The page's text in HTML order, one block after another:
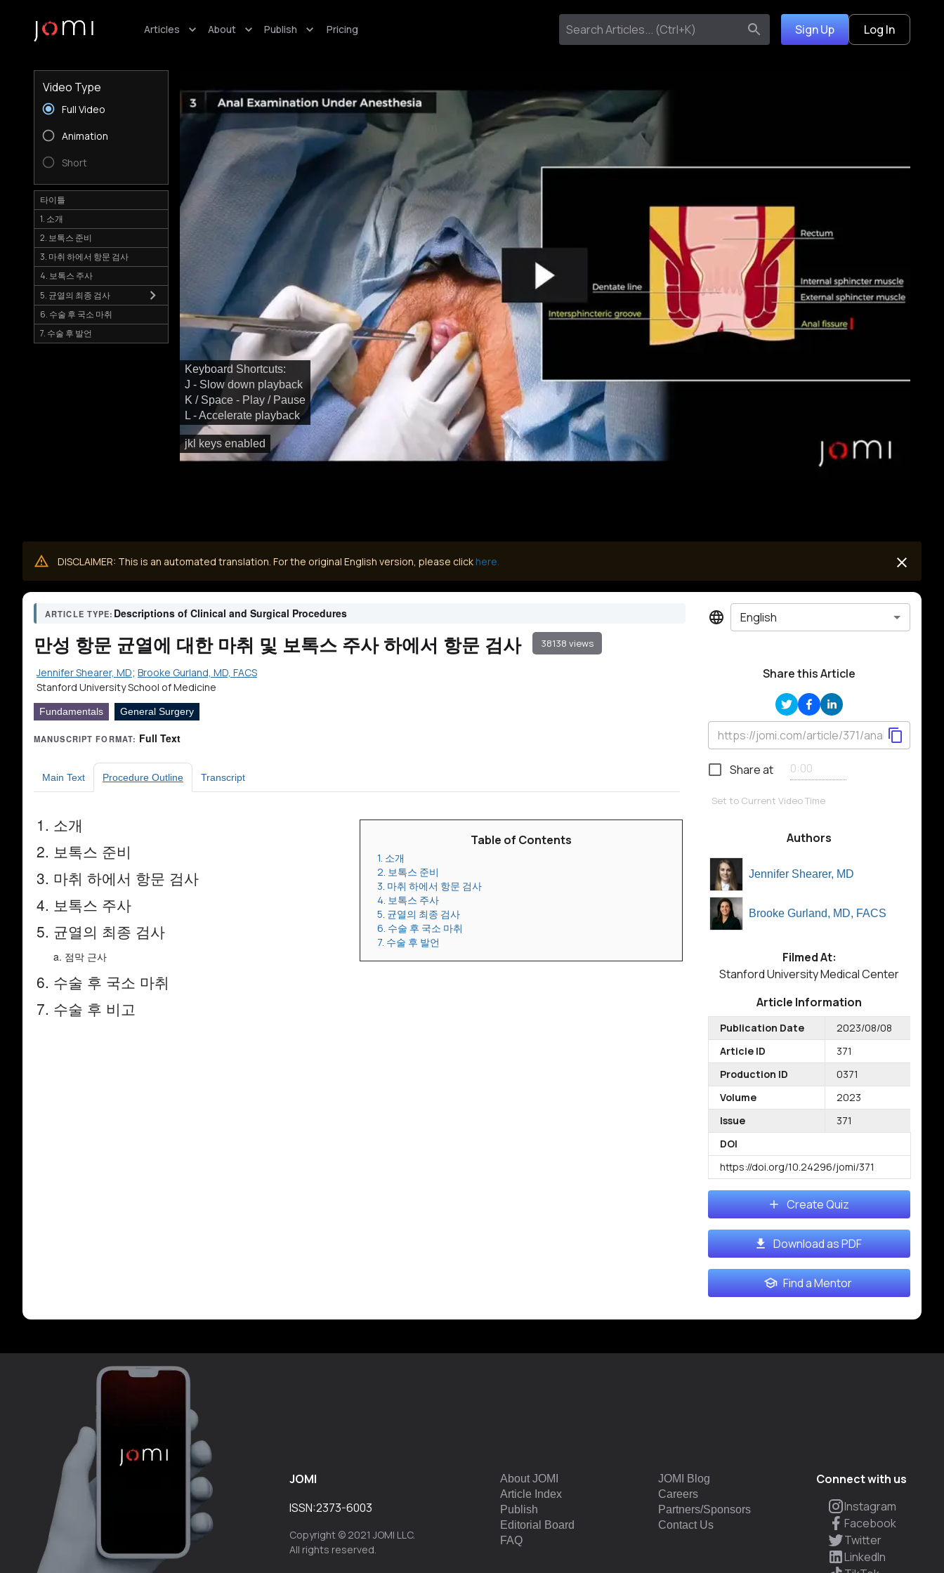
Articles About Publish Pricing Sign Up Log In
jkl keys enabled
Keyboard Shortcuts:
J - Slow down playback
K / Space - Play / Pause
L - Accelerate playback
Video Type
Full Video
Animation
Short
타이틀
1. 소개
2. 보톡스 준비
3. 마취 하에서 항문 검사
4. 보톡스 주사
5. 균열의 최종 검사
6. 수술 후 국소 마취
7. 수술 후 발언
DISCLAIMER: This is an automated translation. For the original English version, please click here.
ARTICLE TYPE: Descriptions of Clinical and Surgical Procedures
만성 항문 균열에 대한 마취 및 보톡스 주사 하에서 항문 검사 38138 views
Jennifer Shearer, MD; Brooke Gurland, MD, FACS
Stanford University School of Medicine
Fundamentals General Surgery
MANUSCRIPT FORMAT: Full Text
Main Text Procedure Outline Transcript
Table of Contents
1. 소개
2. 보톡스 준비
3. 마취 하에서 항문 검사
4. 보톡스 주사
5. 균열의 최종 검사
6. 수술 후 국소 마취
7. 수술 후 발언
1. 소개
2. 보톡스 준비
3. 마취 하에서 항문 검사
4. 보톡스 주사
5. 균열의 최종 검사
점막 근사
6. 수술 후 국소 마취
7. 수술 후 비고
English
Share this Article
Share at
Set to Current Video Time
Authors
Jennifer Shearer, MD
Brooke Gurland, MD, FACS
Filmed At:
Stanford University Medical Center
Article Information
Publication Date
2023/08/08
Article ID
371
Production ID
0371
Volume
2023
Issue
371
DOI
https://doi.org/10.24296/jomi/371
Create Quiz
Download as PDF
Find a Mentor
JOMI
ISSN:2373-6003
Copyright © 2021 JOMI LLC.
All rights reserved.
About JOMI
Article Index
Publish
Editorial Board
FAQ
JOMI Blog
Careers
Partners/Sponsors
Contact Us
Connect with us
Instagram
Facebook
Twitter
LinkedIn